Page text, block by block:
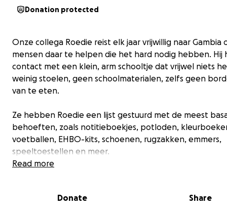
Donation protected
Onze collega Roedie reist elk jaar vrijwillig naar Gambia
mensen daar te helpen die het hard nodig hebben. Hij
contact met een klein, arm schooltje dat vrijwel niets
weinig stoelen, geen schoolmaterialen, zelfs geen
van te eten.
Ze hebben Roedie een lijst gestuurd met de meest
behoeften, zoals notitieboekjes, potloden,
voetballen, EHBO-kits, schoenen, rugzakken, emmers,
speeltoestellen en meer.
Read more
Donate Share